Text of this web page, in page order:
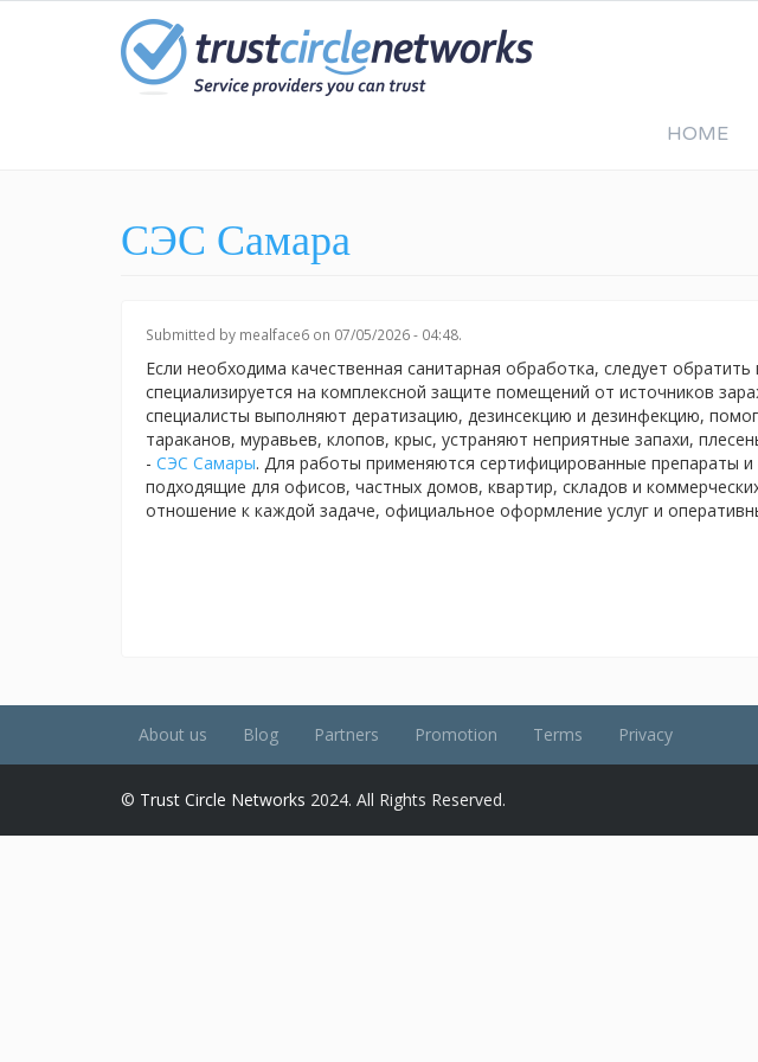
HOME
СЭС Самара
Submitted by mealface6 on 07/05/2026 - 04:48.
Если необходима качественная санитарная обработка, следует
специализируется на комплексной защите помещений от источников
специалисты выполняют дератизацию, дезинсекцию и дезинфекцию,
тараканов, муравьев, клопов, крыс, устраняют неприятные запахи,
- СЭС Самары. Для работы применяются сертифицированные препараты
подходящие для офисов, частных домов, квартир, складов и
отношение к каждой задаче, официальное оформление услуг и
About us Blog Partners Promotion Terms Privacy
© Trust Circle Networks 2024. All Rights Reserved.